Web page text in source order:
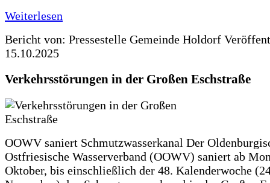
Weiterlesen
Bericht von: Pressestelle Gemeinde Holdorf
15.10.2025
Verkehrsstörungen in der Großen Eschstraße
OOWV saniert Schmutzwasserkanal Der
Ostfriesische Wasserverband (OOWV) saniert ab
Oktober, bis einschließlich der 48. Kalenderwoche